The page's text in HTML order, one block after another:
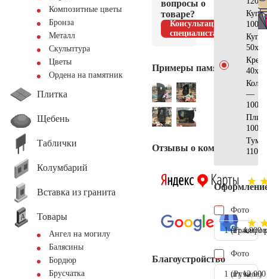
Композитные цветы
Бронза
Металл
Скульптура
Цветы
Ордена на памятник
Плитка
Щебень
Таблички
Колумбарий
Вставка из гранита
Товары
Ангел на могилу
Балясины
Бордюр
Брусчатка
вопросы о
товаре?
Консультация
специалиста
Примеры памятников
Отзывы о компании
Благоустройство
—
Фото
1 шт.4.900
Фото
(Ручное)
1 шт.